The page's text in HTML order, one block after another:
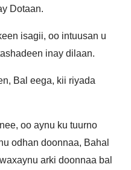
Dotaan.
isagii, oo intuusan u
inay dilaan.
Bal eega, kii riyada
oo aynu ku tuurno
odhan doonnaa, Bahal
arki doonnaa bal